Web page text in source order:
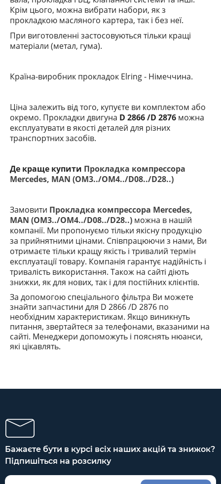
Крім цього, можна вибрати набори, як з
прокладкою масляного картера, так і без неї.
При виготовленні застосовуються тільки кращі
матеріали (метал, гума).
Країна-виробник прокладок Elring- Німеччина.
Ціна залежить від того, купуєте ви комплектом або
окремо. Прокладки двигуна D 2866 /D 2876 можна
експлуатувати в якості деталей для різних
транспортних засобів.
Де краще купити Прокладка компрессора
Mercedes, MAN (OM3../OM4../D08../D28..)
Замовити Прокладка компрессора Mercedes,
MAN (OM3../OM4../D08../D28..) можна в нашій
компанії. Ми пропонуємо тільки якісну продукцію
за прийнятними цінами. Співпрацюючи з нами, Ви
отримаєте тільки кращу якість і тривалий термін
експлуатації товару. Компанія гарантує надійність і
тривалість використання. Також на сайті діють
знижки, як для нових, так і для постійних клієнтів.
За допомогою спеціального фільтра Ви можете
знайти запчастини для D 2866 /D 2876 по
необхідним характеристикам. Якщо виникнуть
питання, звертайтеся за телефонами, вказаними на
сайті. Менеджери допоможуть і пояснять нюанси,
які цікавлять.
Бажаєте бути в курсі всіх наших акцій та знижок?
Підпишіться на розсилку